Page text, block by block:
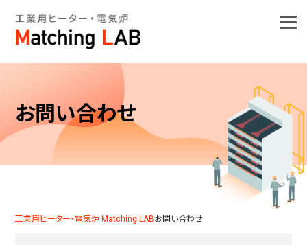
お問い合わせ
工業用ヒーター・電気炉 Matching LABお問い合わせ